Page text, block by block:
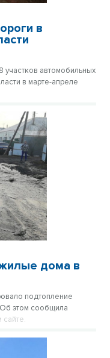
в
участков автомобильных
в марте-апреле
дома в
подтопление
этом сообщила
сайте.